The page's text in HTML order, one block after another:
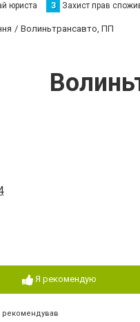
юриста З Захист прав
Волиньтрансавто, ПП
Я рекомендую
рекомендував